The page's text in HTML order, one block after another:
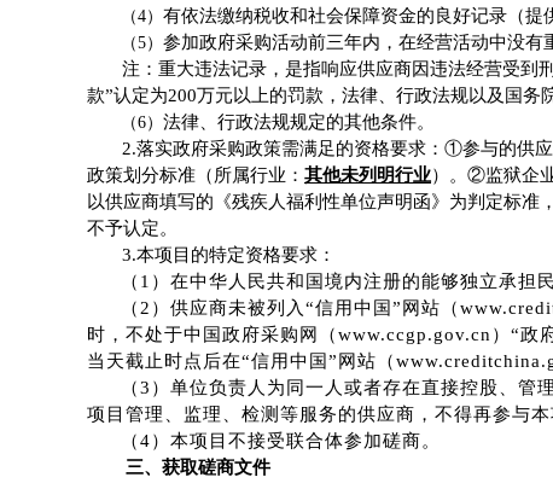
（4） 有依法缴纳税收和社会保障资金的良好记录（提
（5） 参加政府采购活动前三年内，在经营活动中没有
注： 重大违法记录，是指响应供应商因违法经营受到
款”认定为200万元以上的罚款，法律、行政法规以及国务
（6） 法律、行政法规规定的其他条件。
2.落实政府采购政策需满足的资格要求： ①参与的供应
政策划分标准（所属行业： 其他未列明行业）。 ②监狱企
以供应商填写的《残疾人福利性单位声明函》为判定标
不予认定。
3.本项目的特定资格要求：
（ 1） 在中华人民共和国境内注册的能够独立承担
（ 2） 供应商未被列入 “信用中国”网站 （
时，不处于中国政府采购网
（www.ccgp.gov.cn ） “政
当天截止时点后在“信用中国”网站（
（3） 单位负责人为同一人或者存在直接控股、管
项目管理、监理、检测等服务的供应商，不得再参与本
（4） 本项目不接受联合体参加磋商。
三、获取磋商文件